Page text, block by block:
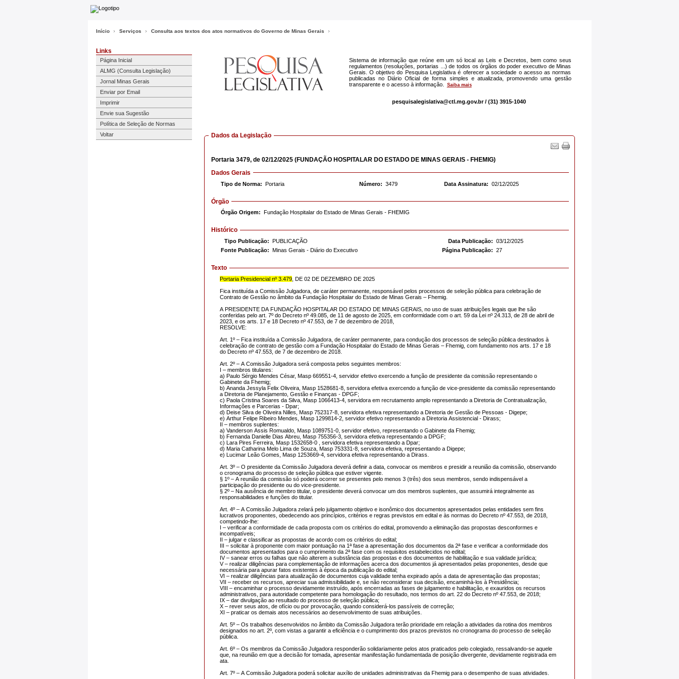
Início Serviços Consulta aos textos dos atos normativos do Governo de Minas Gerais
Links
Página Inicial
ALMG (Consulta Legislação)
Jornal Minas Gerais
Enviar por Email
Imprimir
Envie sua Sugestão
Política de Seleção de Normas
Voltar
Sistema de informação que reúne em um só local as Leis e Decretos, bem como seus
regulamentos (resoluções, portarias ...) de todos os órgãos do poder executivo de Minas
Gerais. O objetivo do Pesquisa Legislativa é oferecer a sociedade o acesso as normas
publicadas no Diário Oficial de forma simples e atualizada, promovendo uma gestão
transparente e o acesso à informação.
Saiba mais
pesquisalegislativa@ctl.mg.gov.br/ (31) 3915-1040
Dados da Legislação
Portaria 3479, de 02/12/2025 (FUNDAÇÃO HOSPITALAR DO ESTADO DE MINAS GERAIS - FHEMIG)
Dados Gerais
Tipo de Norma: Portaria Número: 3479 Data Assinatura: 02/12/2025
Órgão
Órgão Origem: Fundação Hospitalar do Estado de Minas Gerais - FHEMIG
Histórico
Tipo Publicação: PUBLICAÇÃO Data Publicação: 03/12/2025
Fonte Publicação: Minas Gerais - Diário do Executivo Página Publicação: 27
Texto
Portaria Presidencial nº 3.479 , DE 02 DE DEZEMBRO DE 2025
Fica instituída a Comissão Julgadora, de caráter permanente, responsável pelos processos de seleção pública para celebração de
Contrato de Gestão no âmbito da Fundação Hospitalar do Estado de Minas Gerais – Fhemig.
A PRESIDENTE DA FUNDAÇÃO HOSPITALAR DO ESTADO DE MINAS GERAIS, no uso de suas atribuições legais que lhe são
conferidas pelo art. 7º do Decreto nº 49.085, de 11 de agosto de 2025, em conformidade com o art. 59 da Lei nº 24.313, de 28 de abril de
2023, e os arts. 17 e 18 Decreto nº 47.553, de 7 de dezembro de 2018,
RESOLVE:
Art. 1º – Fica instituída a Comissão Julgadora, de caráter permanente, para condução dos processos de seleção pública destinados à
celebração de contrato de gestão com a Fundação Hospitalar do Estado de Minas Gerais – Fhemig, com fundamento nos arts. 17 e 18
do Decreto nº 47.553, de 7 de dezembro de 2018.
Art. 2º – A Comissão Julgadora será composta pelos seguintes membros:
I – membros titulares:
a) Paulo Sérgio Mendes César, Masp 669551-4, servidor efetivo exercendo a função de presidente da comissão representando o
Gabinete da Fhemig;
b) Ananda Jessyla Felix Oliveira, Masp 1528681-8, servidora efetiva exercendo a função de vice-presidente da comissão representando
a Diretoria de Planejamento, Gestão e Finanças - DPGF;
c) Paola Cristina Soares da Silva, Masp 1066413-4, servidora em recrutamento amplo representando a Diretoria de Contratualização,
Informações e Parcerias - Dpar;
d) Deise Silva de Oliveira Nilles, Masp 752317-8, servidora efetiva representando a Diretoria de Gestão de Pessoas - Digepe;
e) Arthur Felipe Ribeiro Mendes, Masp 1299814-2, servidor efetivo representando a Diretoria Assistencial - Dirass;
II – membros suplentes:
a) Vanderson Assis Romualdo, Masp 1089751-0, servidor efetivo, representando o Gabinete da Fhemig;
b) Fernanda Danielle Dias Abreu, Masp 755356-3, servidora efetiva representando a DPGF;
c) Lara Pires Ferreira, Masp 1532658-0 , servidora efetiva representando a Dpar;
d) Maria Catharina Melo Lima de Souza, Masp 753331-8, servidora efetiva, representando a Digepe;
e) Lucimar Leão Gomes, Masp 1253669-4, servidora efetiva representando a Dirass.
Art. 3º – O presidente da Comissão Julgadora deverá definir a data, convocar os membros e presidir a reunião da comissão, observando
o cronograma do processo de seleção pública que estiver vigente.
§ 1º – A reunião da comissão só poderá ocorrer se presentes pelo menos 3 (três) dos seus membros, sendo indispensável a
participação do presidente ou do vice-presidente.
§ 2º – Na ausência de membro titular, o presidente deverá convocar um dos membros suplentes, que assumirá integralmente as
responsabilidades e funções do titular.
Art. 4º – A Comissão Julgadora zelará pelo julgamento objetivo e isonômico dos documentos apresentados pelas entidades sem fins
lucrativos proponentes, obedecendo aos princípios, critérios e regras previstos em edital e às normas do Decreto nº 47.553, de 2018,
competindo-lhe:
I – verificar a conformidade de cada proposta com os critérios do edital, promovendo a eliminação das propostas desconformes e
incompatíveis;
II – julgar e classificar as propostas de acordo com os critérios do edital;
III – solicitar à proponente com maior pontuação na 1ª fase a apresentação dos documentos da 2ª fase e verificar a conformidade dos
documentos apresentados para o cumprimento da 2ª fase com os requisitos estabelecidos no edital;
IV – sanear erros ou falhas que não alterem a substância das propostas e dos documentos de habilitação e sua validade jurídica;
V – realizar diligências para complementação de informações acerca dos documentos já apresentados pelas proponentes, desde que
necessária para apurar fatos existentes à época da publicação do edital;
VI – realizar diligências para atualização de documentos cuja validade tenha expirado após a data de apresentação das propostas;
VII – receber os recursos, apreciar sua admissibilidade e, se não reconsiderar sua decisão, encaminhá-los à Presidência;
VIII – encaminhar o processo devidamente instruído, após encerradas as fases de julgamento e habilitação, e exauridos os recursos
administrativos, para autoridade competente para homologação do resultado, nos termos do art. 22 do Decreto nº 47.553, de 2018;
IX – dar divulgação ao resultado do processo de seleção pública;
X – rever seus atos, de ofício ou por provocação, quando considerá-los passíveis de correção;
XI – praticar os demais atos necessários ao desenvolvimento de suas atribuições.
Art. 5º – Os trabalhos desenvolvidos no âmbito da Comissão Julgadora terão prioridade em relação a atividades da rotina dos membros
designados no art. 2º, com vistas a garantir a eficiência e o cumprimento dos prazos previstos no cronograma do processo de seleção
pública.
Art. 6º – Os membros da Comissão Julgadora responderão solidariamente pelos atos praticados pelo colegiado, ressalvando-se aquele
que, na reunião em que a decisão for tomada, apresentar manifestação fundamentada de posição divergente, devidamente registrada em
ata.
Art. 7º – A Comissão Julgadora poderá solicitar auxílio de unidades administrativas da Fhemig para o desempenho de suas atividades.